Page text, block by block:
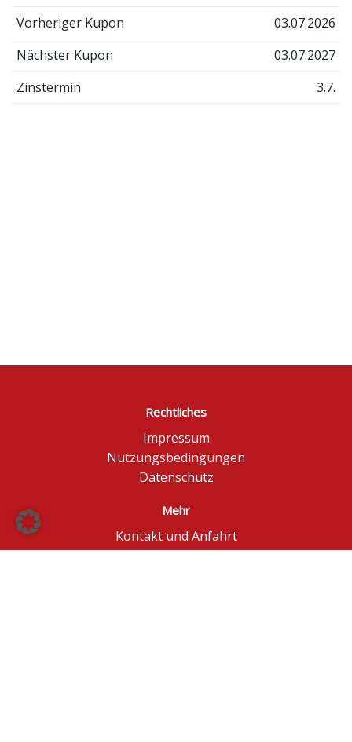
Vorheriger Kupon
03.07.2026
Nächster Kupon
03.07.2027
Zinstermin
3.7.
Rechtliches
Impressum
Nutzungsbedingungen
Datenschutz
Mehr
Kontakt und Anfahrt
Börse Düsseldorf